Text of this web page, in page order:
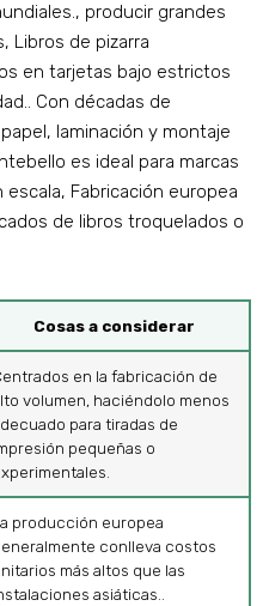
producir grandes
Libros de pizarra
​​en tarjetas bajo estrictos
Con décadas de
laminación y montaje
es ideal para marcas
Fabricación europea
de libros troquelados o
Cosas a considerar
en la fabricación de
volumen, haciéndolo menos
para tiradas de
pequeñas o
producción europea
conlleva costos
más altos que las
asiáticas..